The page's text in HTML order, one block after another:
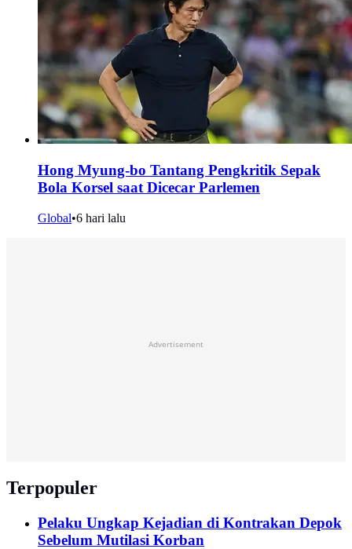
Hong Myung-bo Tantang Pengkritik Sepak
Bola Korsel saat Dicecar Parlemen
Global•6 hari lalu
Advertisement
Terpopuler
Pelaku Ungkap Kejadian di Kontrakan Depok
Sebelum Mutilasi Korban